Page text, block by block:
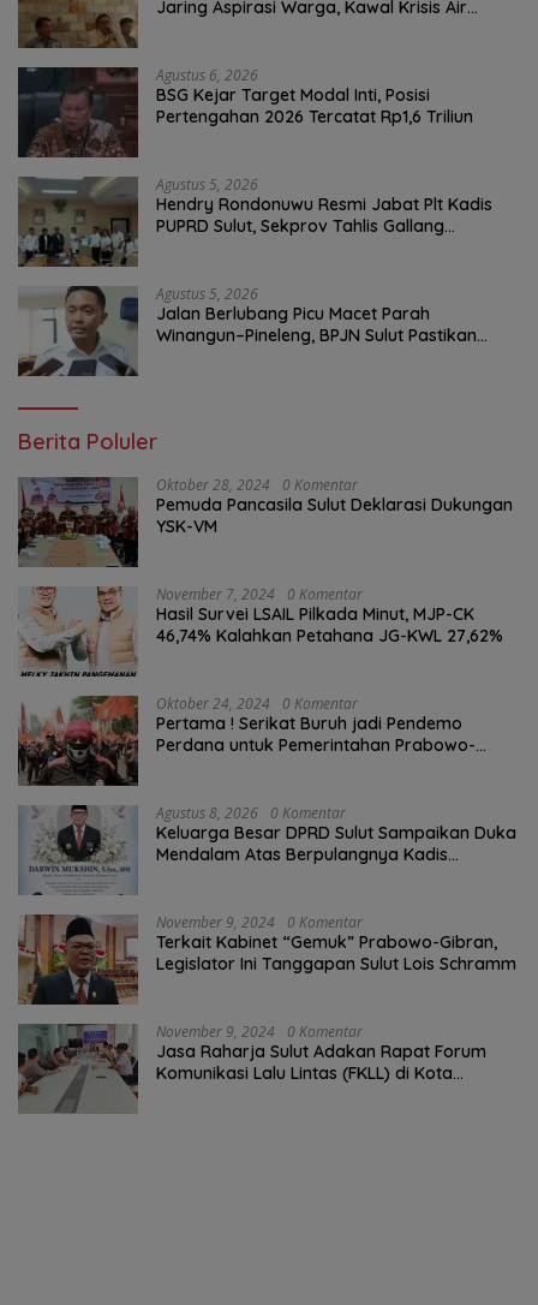
Jaring Aspirasi Warga, Kawal Krisis Air
Agustus 6, 2026
BSG Kejar Target Modal Inti, Posisi
Pertengahan 2026 Tercatat Rp1,6 Triliun
Agustus 5, 2026
Hendry Rondonuwu Resmi Jabat Plt Kadis
PUPRD Sulut, Sekprov Tahlis Gallang
Agustus 5, 2026
Jalan Berlubang Picu Macet Parah
Winangun–Pineleng, BPJN Sulut Pastikan
Berita Poluler
Oktober 28, 2024 0 Komentar
Pemuda Pancasila Sulut Deklarasi Dukungan
YSK-VM
November 7, 2024 0 Komentar
Hasil Survei LSAIL Pilkada Minut, MJP-CK
46,74% Kalahkan Petahana JG-KWL 27,62%
Oktober 24, 2024 0 Komentar
Pertama ! Serikat Buruh jadi Pendemo
Perdana untuk Pemerintahan Prabowo-
Agustus 8, 2026 0 Komentar
Keluarga Besar DPRD Sulut Sampaikan Duka
Mendalam Atas Berpulangnya Kadis
November 9, 2024 0 Komentar
Terkait Kabinet “Gemuk” Prabowo-Gibran,
Legislator Ini Tanggapan Sulut Lois Schramm
November 9, 2024 0 Komentar
Jasa Raharja Sulut Adakan Rapat Forum
Komunikasi Lalu Lintas (FKLL) di Kota